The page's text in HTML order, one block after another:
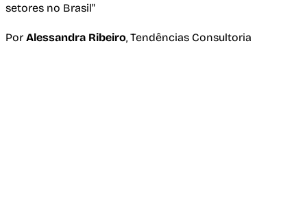
setores no Brasil"
Por Alessandra Ribeiro, Tendências Consultoria